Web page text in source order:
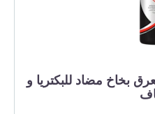
بخاخ مضاد للبكتريا و